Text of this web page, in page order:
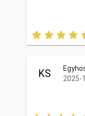
KS
2025-